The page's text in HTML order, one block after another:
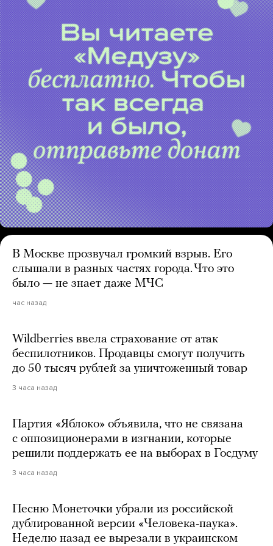
В Москве прозвучал громкий взрыв. Его
слышали в разных частях города. Что это
было — не знает даже МЧС
час назад
Wildberries ввела страхование от атак
беспилотников. Продавцы смогут получить
до 50 тысяч рублей за уничтоженный товар
3 часа назад
Партия «Яблоко» объявила, что не связана
с оппозиционерами в изгнании, которые
решили поддержать ее на выборах в Госдуму
3 часа назад
Песню Монеточки убрали из российской
дублированной версии «Человека-паука».
Неделю назад ее вырезали в украинском